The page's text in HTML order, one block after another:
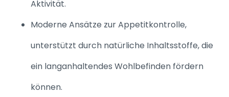
Aktivität.
Moderne Ansätze zur Appetitkontrolle,
unterstützt durch natürliche Inhaltsstoffe, die
ein langanhaltendes Wohlbefinden fördern
können.